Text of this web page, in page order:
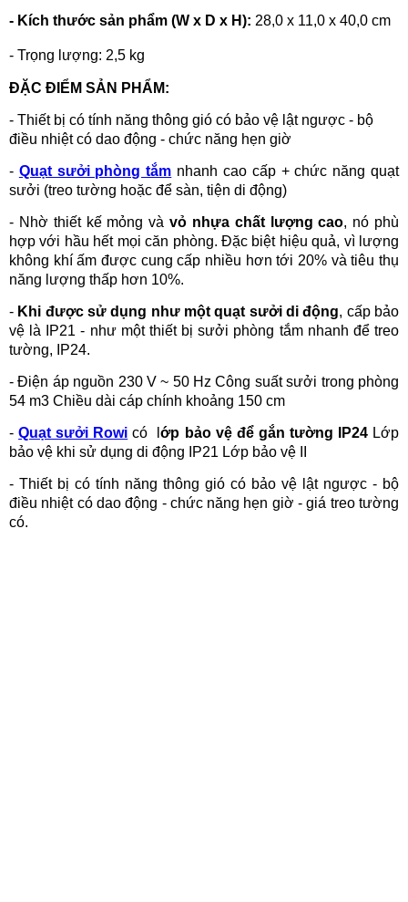
- Kích thước sản phẩm (W x D x H): 28,0 x 11,0 x 40,0 cm
- Trọng lượng: 2,5 kg
ĐẶC ĐIỂM SẢN PHẨM:
- Thiết bị có tính năng thông gió có bảo vệ lật ngược - bộ
điều nhiệt có dao động - chức năng hẹn giờ
- Quạt sưởi phòng tắm nhanh cao cấp + chức năng quạt
sưởi (treo tường hoặc để sàn, tiện di động)
- Nhờ thiết kế mỏng và vỏ nhựa chất lượng cao, nó phù
hợp với hầu hết mọi căn phòng. Đặc biệt hiệu quả, vì lượng
không khí ấm được cung cấp nhiều hơn tới 20% và tiêu thụ
năng lượng thấp hơn 10%.
- Khi được sử dụng như một quạt sưởi di động, cấp bảo
vệ là IP21 - như một thiết bị sưởi phòng tắm nhanh để treo
tường, IP24.
- Điện áp nguồn 230 V ~ 50 Hz Công suất sưởi trong phòng
54 m3 Chiều dài cáp chính khoảng 150 cm
-Quạt sưởi Rowi có lớp bảo vệ để gắn tường IP24Lớp
bảo vệ khi sử dụng di động IP21 Lớp bảo vệ II
- Thiết bị có tính năng thông gió có bảo vệ lật ngược - bộ
điều nhiệt có dao động - chức năng hẹn giờ - giá treo tường
có.